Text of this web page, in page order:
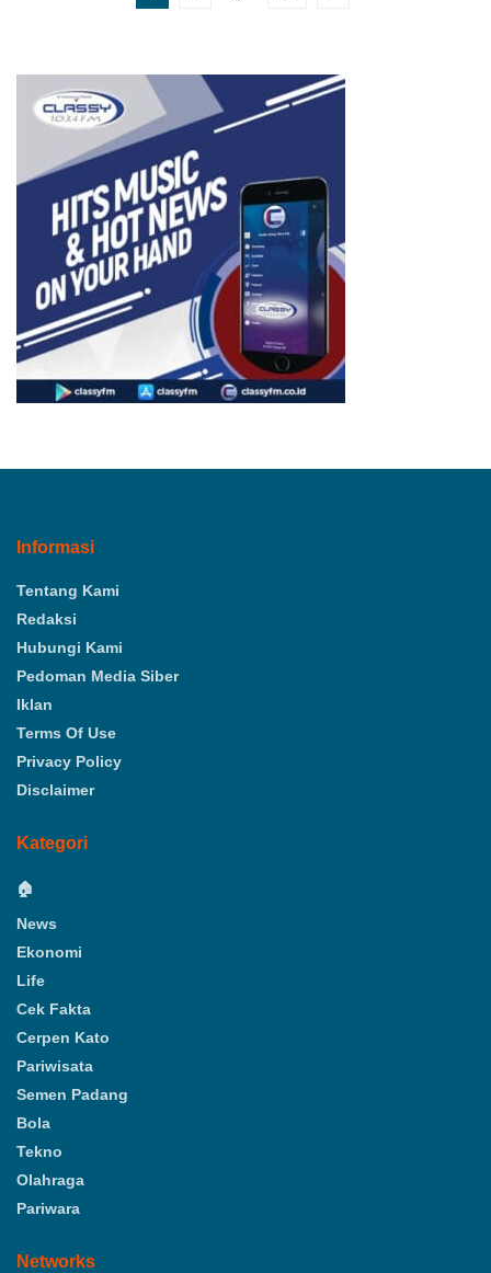
Informasi
Tentang Kami
Redaksi
Hubungi Kami
Pedoman Media Siber
Iklan
Terms Of Use
Privacy Policy
Disclaimer
Kategori
🏠
News
Ekonomi
Life
Cek Fakta
Cerpen Kato
Pariwisata
Semen Padang
Bola
Tekno
Olahraga
Pariwara
Networks